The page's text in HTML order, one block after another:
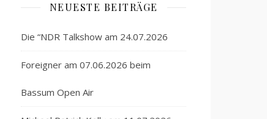
NEUESTE BEITRÄGE
Die “NDR Talkshow am 24.07.2026
Foreigner am 07.06.2026 beim
Bassum Open Air